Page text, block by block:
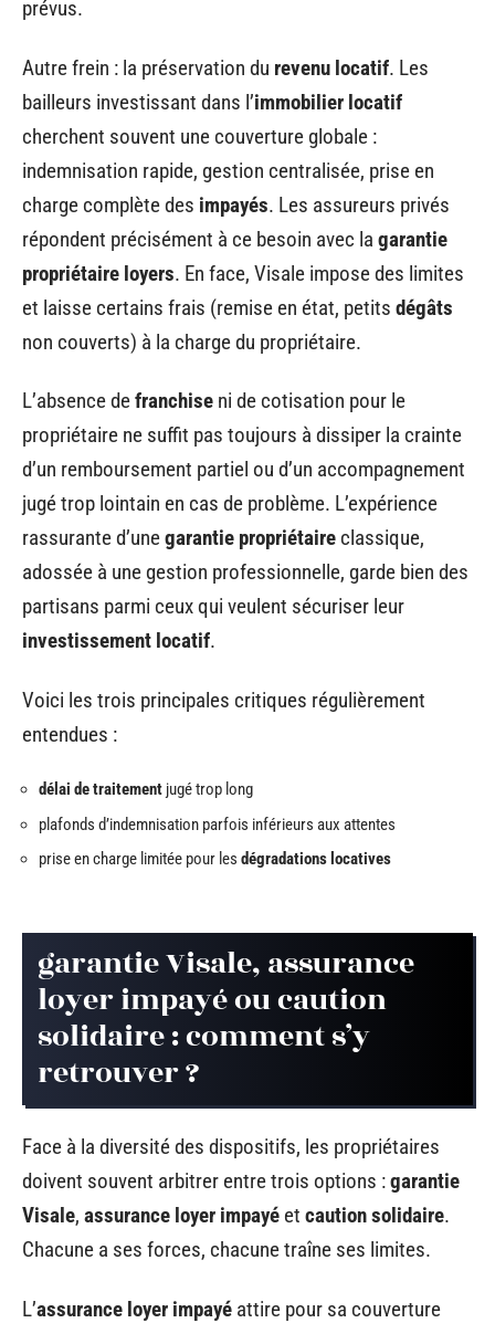
prévus.
Autre frein : la préservation du revenu locatif. Les
bailleurs investissant dans l’immobilier locatif
cherchent souvent une couverture globale :
indemnisation rapide, gestion centralisée, prise en
charge complète des impayés. Les assureurs privés
répondent précisément à ce besoin avec la garantie
propriétaire loyers. En face, Visale impose des limites
et laisse certains frais (remise en état, petits dégâts
non couverts) à la charge du propriétaire.
L’absence defranchise ni de cotisation pour le
propriétaire ne suffit pas toujours à dissiper la crainte
d’un remboursement partiel ou d’un accompagnement
jugé trop lointain en cas de problème. L’expérience
rassurante d’unegarantie propriétaire classique,
adossée à une gestion professionnelle, garde bien des
partisans parmi ceux qui veulent sécuriser leur
investissement locatif.
Voici les trois principales critiques régulièrement
entendues :
délai de traitement jugé trop long
plafonds d’indemnisation parfois inférieurs aux attentes
prise en charge limitée pour les dégradations locatives
garantie Visale, assurance
loyer impayé ou caution
solidaire : comment s’y
retrouver ?
Face à la diversité des dispositifs, les propriétaires
doivent souvent arbitrer entre trois options :garantie
Visale, assurance loyer impayé et caution solidaire.
Chacune a ses forces, chacune traîne ses limites.
L’assurance loyer impayé attire pour sa couverture